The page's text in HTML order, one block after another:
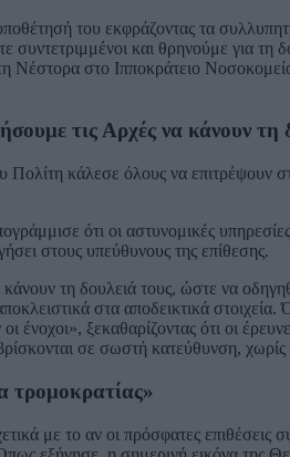
του εκφράζοντας τα
συντετριμμένοι και θρηνούμε για τη
Νέστορα στο Ιπποκράτειο
τις Αρχές να κάνουν τη
κάλεσε όλους να επιτρέψουν
ότι οι αστυνομικές
στους υπεύθυνους της επίθεσης.
τη δουλειά τους, ώστε να
στα αποδεικτικά
οι ένοχοι», ξεκαθαρίζοντας ότι οι
βρίσκονται σε σωστή κατεύθυνση,
τρομοκρατίας»
με το αν οι πρόσφατες επιθέσεις